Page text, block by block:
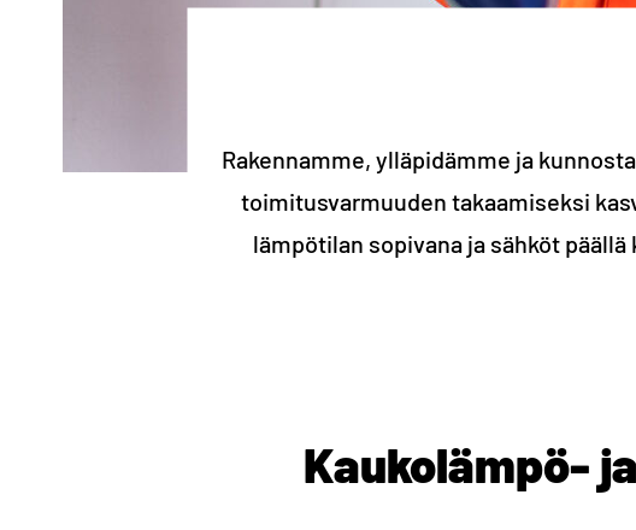
Rakennamme, ylläpidämme ja
toimitusvarmuuden takaamiseksi
lämpötilan sopivana ja sähköt
Kaukolämpö-